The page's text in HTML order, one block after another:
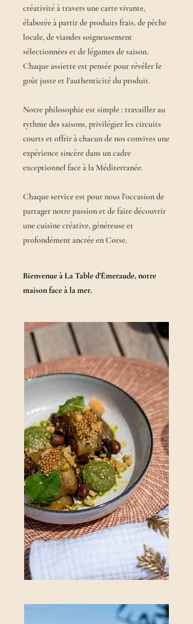
créativité à travers une carte vivante,
élaborée à partir de produits frais, de pêche
locale, de viandes soigneusement
sélectionnées et de légumes de saison.
Chaque assiette est pensée pour révéler le
goût juste et l'authenticité du produit.
Notre philosophie est simple : travailler au
rythme des saisons, privilégier les circuits
courts et offrir à chacun de nos convives une
expérience sincère dans un cadre
exceptionnel face à la Méditerranée.
Chaque service est pour nous l'occasion de
partager notre passion et de faire découvrir
une cuisine créative, généreuse et
profondément ancrée en Corse.
Bienvenue à La Table d'Émeraude, notre
maison face à la mer.